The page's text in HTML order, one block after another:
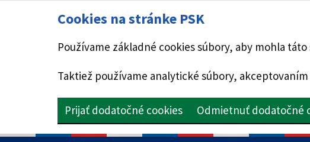
Cookies na stránke PSK
Používame základné cookies súbory, aby mohla
Taktiež používame analytické súbory,
Prijať dodatočné cookies Odmietnuť dodatočné
PRESKOČIŤ NA HLAVNÝ OBSAH